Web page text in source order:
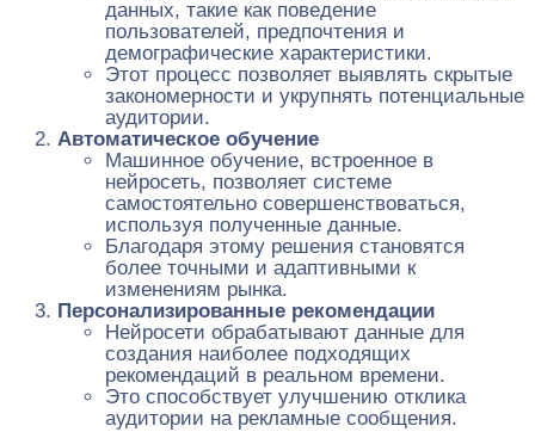
данных, такие как поведение
пользователей, предпочтения и
демографические характеристики.
Этот процесс позволяет выявлять скрытые
закономерности и укрупнять потенциальные
аудитории.
Автоматическое обучение
Машинное обучение, встроенное в
нейросеть, позволяет системе
самостоятельно совершенствоваться,
используя полученные данные.
Благодаря этому решения становятся
более точными и адаптивными к
изменениям рынка.
Персонализированные рекомендации
Нейросети обрабатывают данные для
создания наиболее подходящих
рекомендаций в реальном времени.
Это способствует улучшению отклика
аудитории на рекламные сообщения.